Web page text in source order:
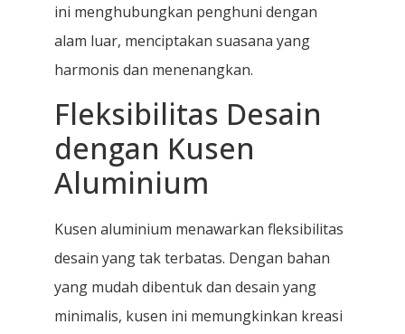
ini menghubungkan penghuni dengan
alam luar, menciptakan suasana yang
harmonis dan menenangkan.
Fleksibilitas Desain
dengan Kusen
Aluminium
Kusen aluminium menawarkan fleksibilitas
desain yang tak terbatas. Dengan bahan
yang mudah dibentuk dan desain yang
minimalis, kusen ini memungkinkan kreasi